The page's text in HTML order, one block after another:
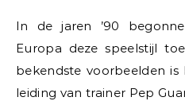
In de jaren ’90
Europa deze speelstijl
bekendste voorbeelden
leiding van trainer Pep